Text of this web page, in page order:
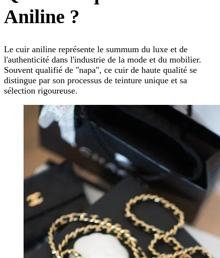
Aniline ?
Le cuir aniline représente le summum du luxe et de
l'authenticité dans l'industrie de la mode et du mobilier.
Souvent qualifié de "napa", ce cuir de haute qualité se
distingue par son processus de teinture unique et sa
sélection rigoureuse.